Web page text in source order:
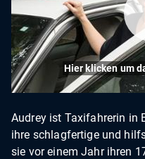
Hier klicken um
Audrey ist Taxifahrerin in
ihre schlagfertige und
sie vor einem Jahr ihren